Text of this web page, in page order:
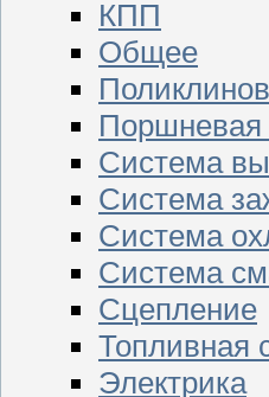
КПП
Общее
Поршневая
Система
Система
Система
Система
Сцепление
Топливная
Электрика